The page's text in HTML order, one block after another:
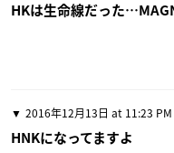
HKは生命線だった
2016年12月13日 at 11:23 PM
HNKになってますよ